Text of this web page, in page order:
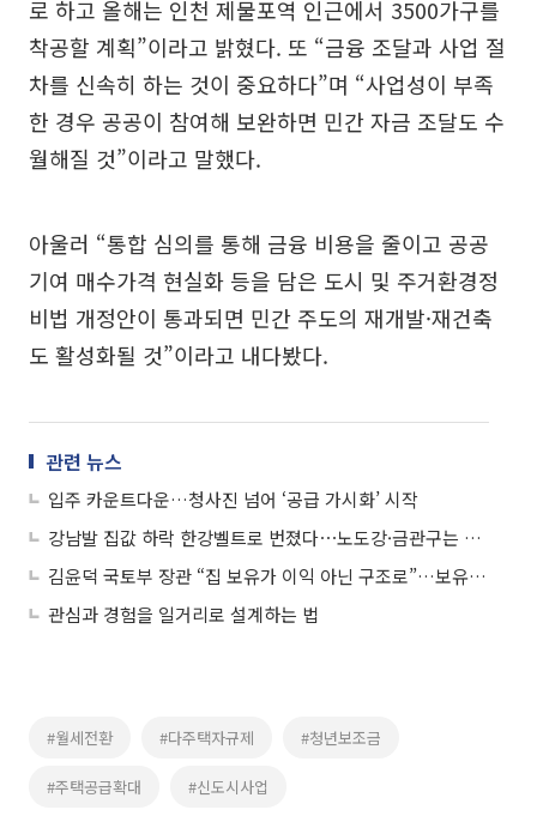
로 하고 올해는 인천 제물포역 인근에서 3500가구를
착공할 계획”이라고 밝혔다. 또 “금융 조달과 사업 절
차를 신속히 하는 것이 중요하다”며 “사업성이 부족
한 경우 공공이 참여해 보완하면 민간 자금 조달도 수
월해질 것”이라고 말했다.
아울러 “통합 심의를 통해 금융 비용을 줄이고 공공
기여 매수가격 현실화 등을 담은 도시 및 주거환경정
비법 개정안이 통과되면 민간 주도의 재개발·재건축
도 활성화될 것”이라고 내다봤다.
관련 뉴스
입주 카운트다운…청사진 넘어 ‘공급 가시화’ 시작
강남발 집값 하락 한강벨트로 번졌다⋯노도강·금관구는 상승세 확대
김윤덕 국토부 장관 “집 보유가 이익 아닌 구조로”…보유세·장특공제 손질 시사
관심과 경험을 일거리로 설계하는 법
#월세전환 #다주택자규제 #청년보조금
#주택공급확대 #신도시사업